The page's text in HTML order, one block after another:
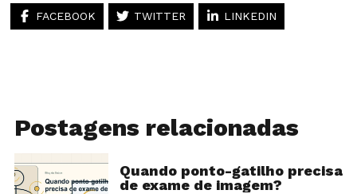
FACEBOOK TWITTER LINKEDIN
Postagens relacionadas
Quando ponto-gatilho precisa
de exame de imagem?